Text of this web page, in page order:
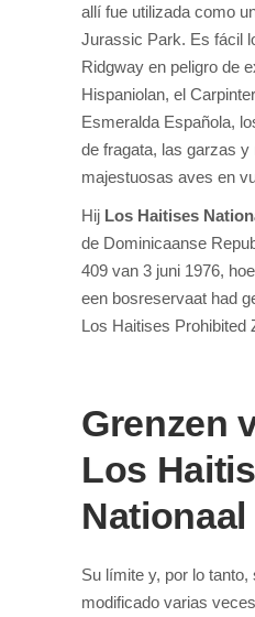
allí fue utilizada como
Jurassic Park. Es fácil
Ridgway en peligro de
Hispaniolan, el
Esmeralda Española,
de fragata, las garzas
majestuosas aves en
Hij Los Haitises
de Dominicaanse
409 van 3 juni 1976,
een bosreservaat had
Los Haitises Prohibited
Grenzen
Los
Su límite y, por lo
modificado varias